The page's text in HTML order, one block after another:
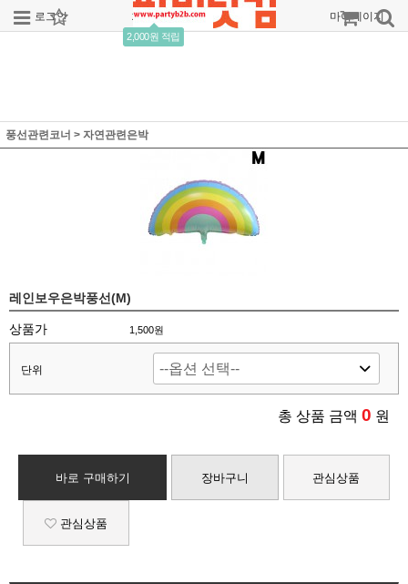
로그인 회원가입
2,000원 적립
주문조회 마이페이지
풍선관련코너 > 자연관련은박
레인보우은박풍선(M)
상품가 1,500원
단위
총 상품 금액 0 원
바로 구매하기 장바구니 관심상품
관심상품